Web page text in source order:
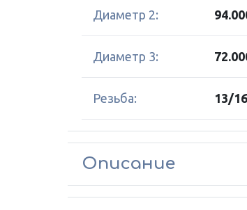
Диаметр 2:
Диаметр 3:
Резьба: 13/
Описание